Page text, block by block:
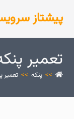
پیشتاز
تعمیر
>> پنکه >> تعمیر